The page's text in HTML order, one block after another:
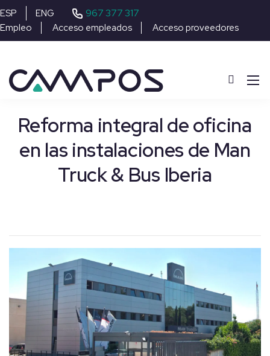
ESP ENG 967 377 317
Empleo Acceso empleados Acceso proveedores
Reforma integral de oficina
en las instalaciones de Man
Truck & Bus Iberia